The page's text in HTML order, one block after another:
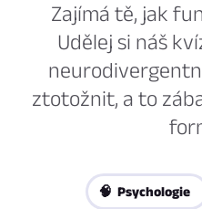
Zajímá tě, jak
Udělej si náš
ztotožnit, a to
🧠 Psychologie